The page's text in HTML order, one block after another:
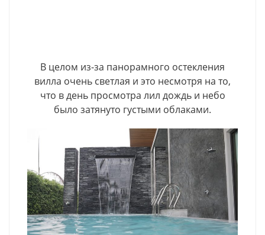
В целом из-за панорамного остекления
вилла очень светлая и это несмотря на то,
что в день просмотра лил дождь и небо
было затянуто густыми облаками.